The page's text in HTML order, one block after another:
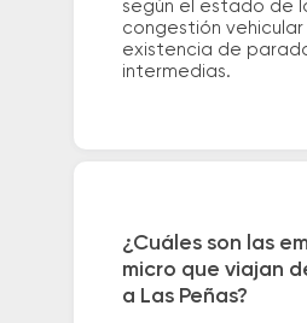
según el estado de
congestión vehicular
existencia de
intermedias.
¿Cuáles son las
micro que viajan
a Las Peñas?